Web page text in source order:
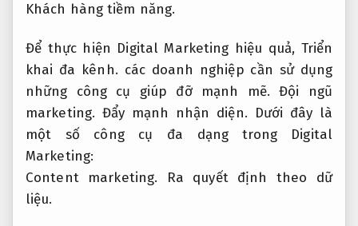
Khách hàng tiềm năng.
Để thực hiện Digital Marketing hiệu quả, Triển
khai đa kênh. các doanh nghiệp cần sử dụng
những công cụ giúp đỡ mạnh mẽ.Đội ngũ
marketing. Đẩy mạnh nhận diện. Dưới đây là
một số công cụ đa dạng trong Digital
Marketing:
Content marketing.
Ra quyết định theo dữ
liệu.